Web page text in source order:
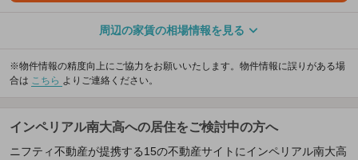
周辺の家賃の相場情報を見る
※物件情報の精度向上にご協力をお願いいたします。物件情報に誤りがある場
合は こちら よりご連絡ください。
インペリアル南大高への居住をご検討中の方へ
ニフティ不動産が提携する15の不動産サイトにインペリアル南大高